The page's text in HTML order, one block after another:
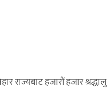
राज्यबाट हजारौं हजार श्रद्धालु